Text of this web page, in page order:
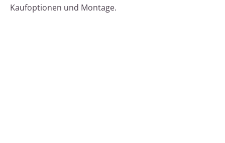
Kaufoptionen und Montage.